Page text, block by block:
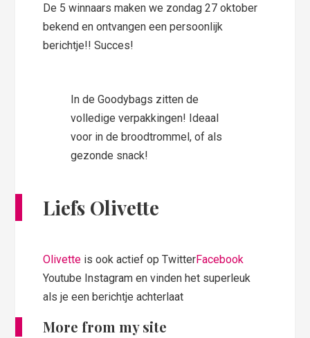
De 5 winnaars maken we zondag 27 oktober
bekend en ontvangen een persoonlijk
berichtje!! Succes!
In de Goodybags zitten de
volledige verpakkingen! Ideaal
voor in de broodtrommel, of als
gezonde snack!
Liefs Olivette
Olivette is ook actief op TwitterFacebook
Youtube Instagram en vinden het superleuk
als je een berichtje achterlaat
More from my site